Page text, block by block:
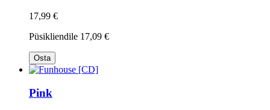
17,99 €
Püsikliendile 17,09 €
Osta
Pink